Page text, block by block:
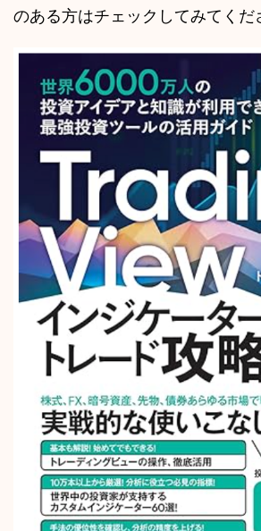
のある方はチェックしてみてくだ